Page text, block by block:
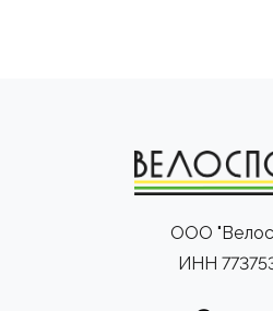
ООО
ИНН